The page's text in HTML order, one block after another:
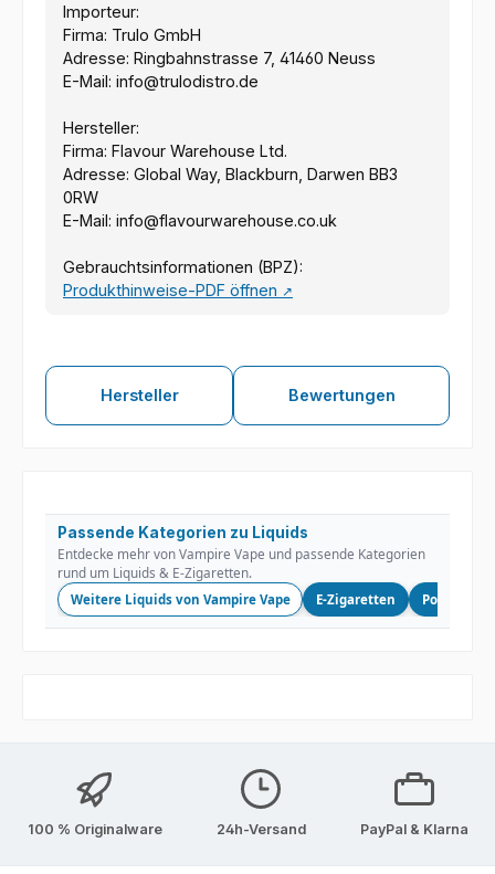
Importeur:
Firma: Trulo GmbH
Adresse: Ringbahnstrasse 7, 41460 Neuss
E-Mail: info@trulodistro.de
Hersteller:
Firma: Flavour Warehouse Ltd.
Adresse: Global Way, Blackburn, Darwen BB3
0RW
E-Mail: info@flavourwarehouse.co.uk
Gebrauchtsinformationen (BPZ):
Produkthinweise-PDF öffnen ↗
Hersteller Bewertungen
Passende Kategorien zu Liquids
Entdecke mehr von Vampire Vape und passende Kategorien
rund um Liquids & E-Zigaretten.
Weitere Liquids von Vampire Vape E-Zigaretten
100 % Originalware 24h-Versand PayPal & Klarna